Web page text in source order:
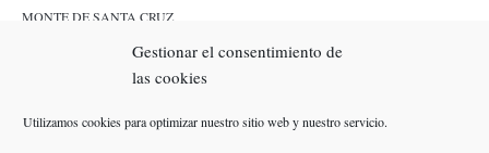
Gestionar el consentimiento de
las cookies
Utilizamos cookies para optimizar nuestro sitio web y nuestro servicio.
MONTE DE SANTA CRUZ